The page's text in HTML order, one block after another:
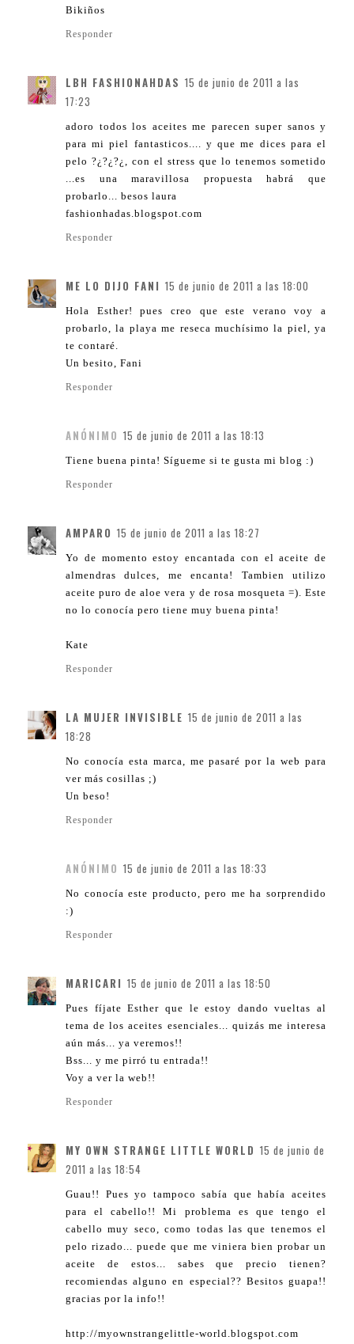
Bikiños
Responder
LBH FASHIONAHDAS 15 de junio de 2011 a las
17:23
adoro todos los aceites me parecen super sanos y
para mi piel fantasticos.... y que me dices para el
pelo ?¿?¿?¿, con el stress que lo tenemos sometido
...es una maravillosa propuesta habrá que
probarlo... besos laura
fashionhadas.blogspot.com
Responder
ME LO DIJO FANI 15 de junio de 2011 a las 18:00
Hola Esther! pues creo que este verano voy a
probarlo, la playa me reseca muchísimo la piel, ya
te contaré.
Un besito, Fani
Responder
ANÓNIMO 15 de junio de 2011 a las 18:13
Tiene buena pinta! Sígueme si te gusta mi blog :)
Responder
AMPARO 15 de junio de 2011 a las 18:27
Yo de momento estoy encantada con el aceite de
almendras dulces, me encanta! Tambien utilizo
aceite puro de aloe vera y de rosa mosqueta =). Este
no lo conocía pero tiene muy buena pinta!
Kate
Responder
LA MUJER INVISIBLE 15 de junio de 2011 a las
18:28
No conocía esta marca, me pasaré por la web para
ver más cosillas ;)
Un beso!
Responder
ANÓNIMO 15 de junio de 2011 a las 18:33
No conocía este producto, pero me ha sorprendido
:)
Responder
MARICARI 15 de junio de 2011 a las 18:50
Pues fíjate Esther que le estoy dando vueltas al
tema de los aceites esenciales... quizás me interesa
aún más... ya veremos!!
Bss... y me pirró tu entrada!!
Voy a ver la web!!
Responder
MY OWN STRANGE LITTLE WORLD 15 de junio de
2011 a las 18:54
Guau!! Pues yo tampoco sabía que había aceites
para el cabello!! Mi problema es que tengo el
cabello muy seco, como todas las que tenemos el
pelo rizado... puede que me viniera bien probar un
aceite de estos... sabes que precio tienen?
recomiendas alguno en especial?? Besitos guapa!!
gracias por la info!!
http://myownstrangelittle-world.blogspot.com